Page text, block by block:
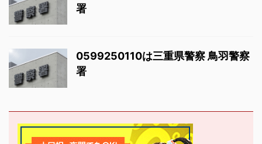
署
0599250110は三重県警察 鳥羽警察
署